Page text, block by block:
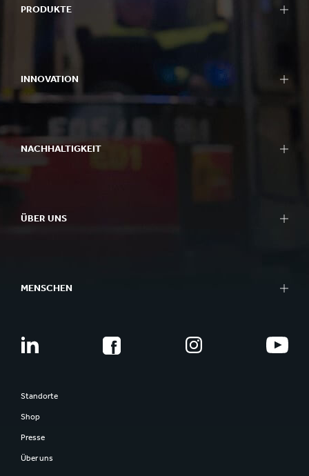
PRODUKTE
INNOVATION
NACHHALTIGKEIT
ÜBER UNS
MENSCHEN
Standorte
Shop
Presse
Über uns